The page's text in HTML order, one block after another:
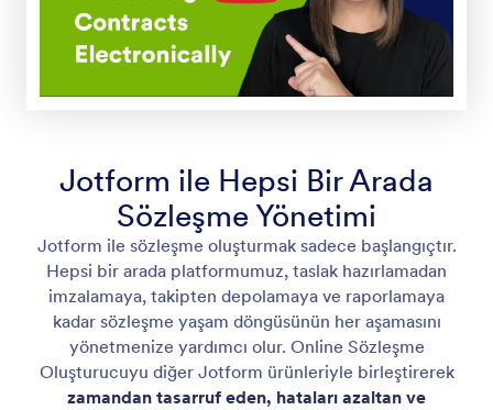
Jotform ile Hepsi Bir Arada
Sözleşme Yönetimi
Jotform ile sözleşme oluşturmak sadece başlangıçtır.
Hepsi bir arada platformumuz, taslak hazırlamadan
imzalamaya, takipten depolamaya ve raporlamaya
kadar sözleşme yaşam döngüsünün her aşamasını
yönetmenize yardımcı olur. Online Sözleşme
Oluşturucuyu diğer Jotform ürünleriyle birleştirerek
zamandan tasarruf eden, hataları azaltan ve